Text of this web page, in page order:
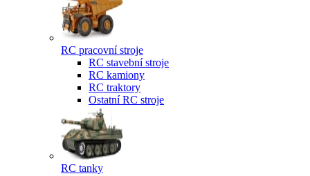
RC pracovní stroje
RC stavební stroje
RC kamiony
RC traktory
Ostatní RC stroje
RC tanky